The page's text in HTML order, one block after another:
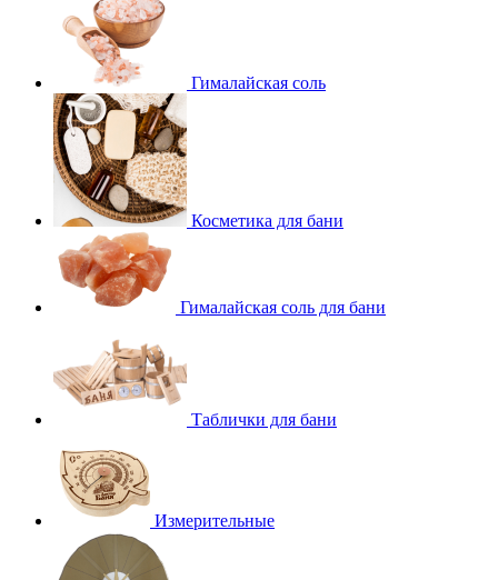
Гималайская соль
Косметика для бани
Гималайская соль для бани
Таблички для бани
Измерительные